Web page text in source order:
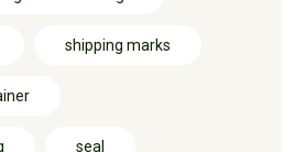
shipping marks
seal